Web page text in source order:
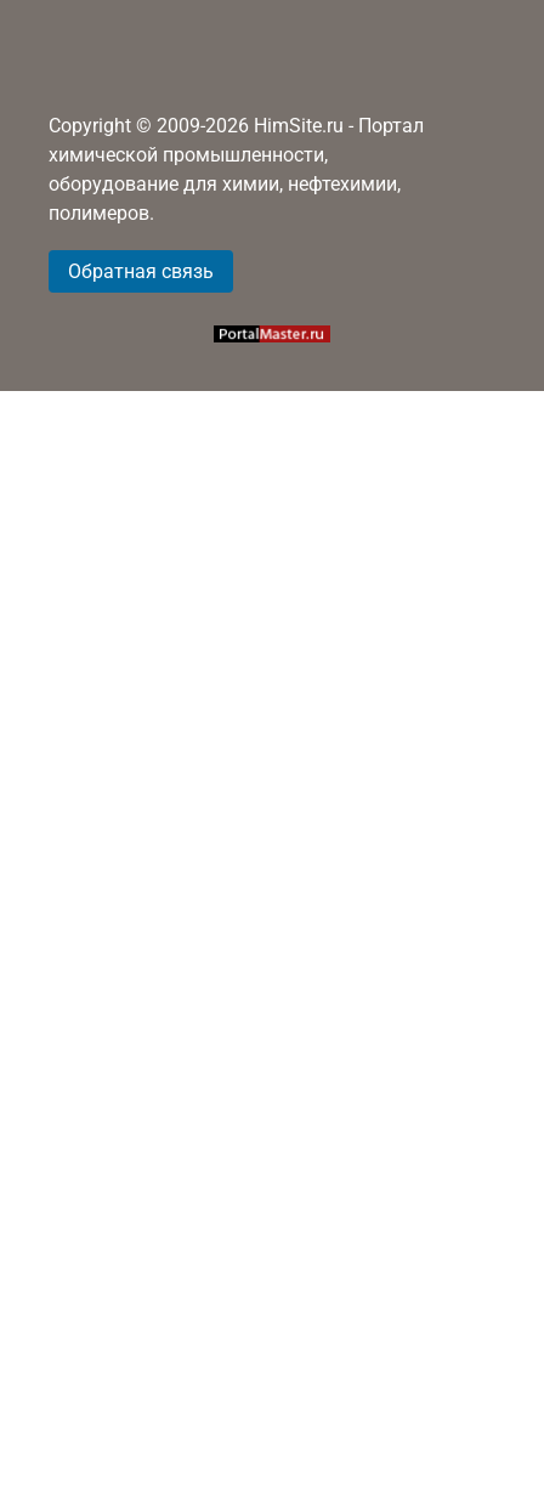
Copyright © 2009-2026 HimSite.ru - Портал
химической промышленности,
оборудование для химии, нефтехимии,
полимеров.
Обратная связь